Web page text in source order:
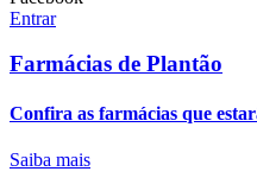
Entrar
Farmácias de Plantão
Confira as farmácias que
Saiba mais